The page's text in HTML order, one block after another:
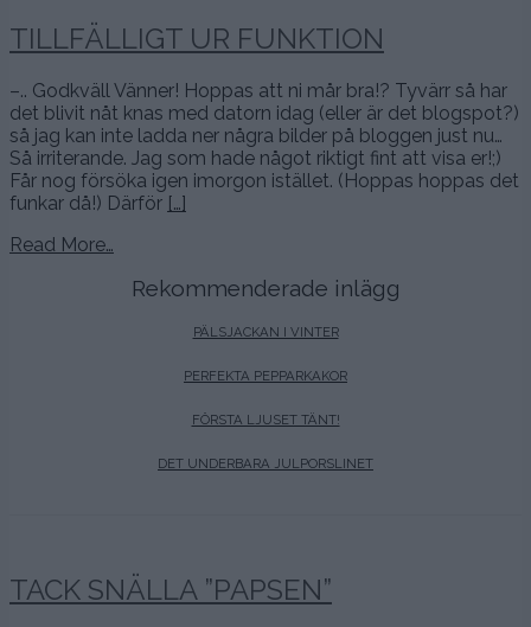
TILLFÄLLIGT UR FUNKTION
–.. Godkväll Vänner! Hoppas att ni mår bra!? Tyvärr så har
det blivit nåt knas med datorn idag (eller är det blogspot?)
så jag kan inte ladda ner några bilder på bloggen just nu…
Så irriterande. Jag som hade något riktigt fint att visa er!;)
Får nog försöka igen imorgon istället. (Hoppas hoppas det
funkar då!) Därför […]
Read More…
Rekommenderade inlägg
PÄLSJACKAN I VINTER
PERFEKTA PEPPARKAKOR
FÖRSTA LJUSET TÄNT!
DET UNDERBARA JULPORSLINET
TACK SNÄLLA ”PAPSEN”